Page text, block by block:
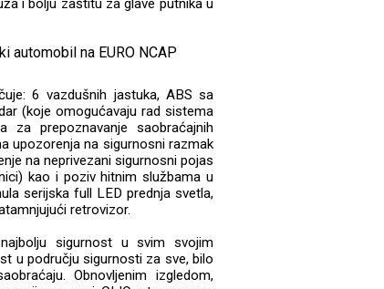
i bolju zaštitu za glave putnika u
6 vazdušnih jastuka, ABS sa
(koje omogućavaju rad sistema
za prepoznavanje saobraćajnih
upozorenja na sigurnosni razmak
na neprivezani sigurnosni pojas
kao i poziv hitnim službama u
serijska full LED prednja svetla,
retrovizor.
sigurnost u svim svojim
u području sigurnosti za sve, bilo
Obnovljenim izgledom,